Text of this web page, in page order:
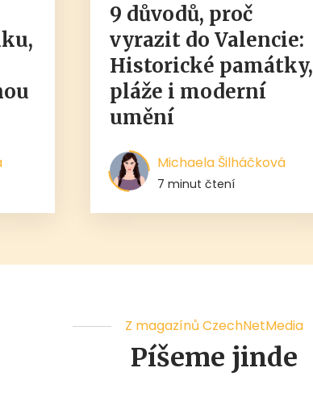
9 důvodů, proč
vyrazit do Valencie:
Historické památky,
pláže i moderní
umění
Michaela Šilháčková
7 minut čtení
Z magazínů CzechNetMedia
Píšeme jinde